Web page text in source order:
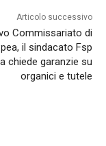
Articolo successivo
Commissariato di
il sindacato Fsp
chiede garanzie su
organici e tutele